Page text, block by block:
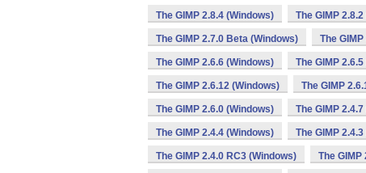
The GIMP 2.8.4 (Windows) The GIMP
The GIMP 2.7.0 Beta (Windows) The
The GIMP 2.6.6 (Windows) The GIMP
The GIMP 2.6.12 (Windows) The GIMP
The GIMP 2.6.0 (Windows) The GIMP
The GIMP 2.4.4 (Windows) The GIMP
The GIMP 2.4.0 RC3 (Windows) The GIMP